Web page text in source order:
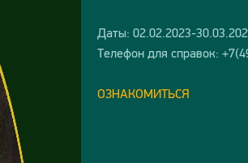
Даты: 02.02.2023-
Телефон для справок:
ОЗНАКОМИТЬСЯ